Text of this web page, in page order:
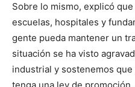
Sobre lo mismo, explicó
escuelas, hospitales y
gente pueda mantener un
situación se ha visto
industrial y sostenemos